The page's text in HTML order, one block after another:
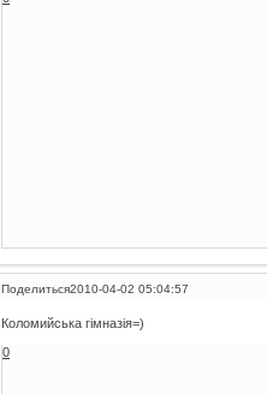
Поделиться2010-04-02 05:04:57
Коломийська гімназія=)
0